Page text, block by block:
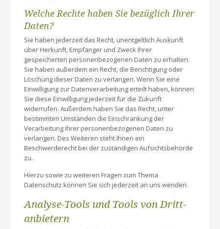
Welche Rechte haben Sie bezüglich Ihrer
Daten?
Sie haben jederzeit das Recht, unentgeltlich Auskunft
über Herkunft, Empfänger und Zweck Ihrer
gespeicherten personenbezogenen Daten zu erhalten.
Sie haben außerdem ein Recht, die Berichtigung oder
Löschung dieser Daten zu verlangen. Wenn Sie eine
Einwilligung zur Datenverarbeitung erteilt haben, können
Sie diese Einwilligung jederzeit für die Zukunft
widerrufen. Außerdem haben Sie das Recht, unter
bestimmten Umständen die Einschränkung der
Verarbeitung Ihrer personenbezogenen Daten zu
verlangen. Des Weiteren steht Ihnen ein
Beschwerderecht bei der zuständigen Aufsichtsbehörde
zu.
Hierzu sowie zu weiteren Fragen zum Thema
Datenschutz können Sie sich jederzeit an uns wenden.
Analyse-Tools und Tools von Dritt­
anbietern